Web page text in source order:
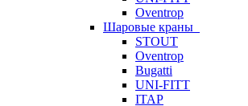
Oventrop
Шаровые краны
STOUT
Oventrop
Bugatti
UNI-FITT
ITAP